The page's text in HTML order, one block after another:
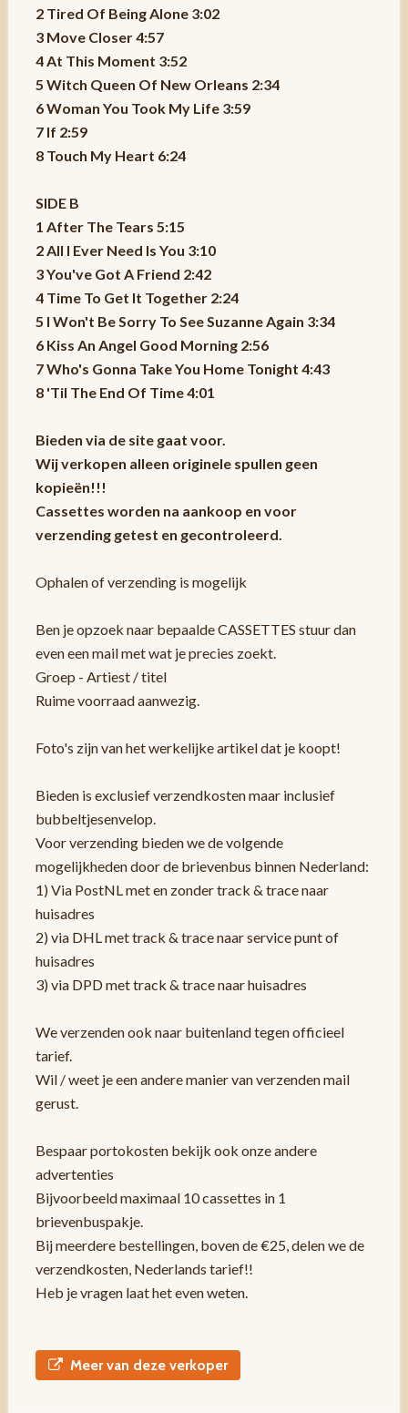
2 Tired Of Being Alone 3:02
3 Move Closer 4:57
4 At This Moment 3:52
5 Witch Queen Of New Orleans 2:34
6 Woman You Took My Life 3:59
7 If 2:59
8 Touch My Heart 6:24
SIDE B
1 After The Tears 5:15
2 All I Ever Need Is You 3:10
3 You've Got A Friend 2:42
4 Time To Get It Together 2:24
5 I Won't Be Sorry To See Suzanne Again 3:34
6 Kiss An Angel Good Morning 2:56
7 Who's Gonna Take You Home Tonight 4:43
8 'Til The End Of Time 4:01
Bieden via de site gaat voor.
Wij verkopen alleen originele spullen geen
kopieën!!!
Cassettes worden na aankoop en voor
verzending getest en gecontroleerd.
Ophalen of verzending is mogelijk
Ben je opzoek naar bepaalde CASSETTES stuur dan
even een mail met wat je precies zoekt.
Groep - Artiest / titel
Ruime voorraad aanwezig.
Foto's zijn van het werkelijke artikel dat je koopt!
Bieden is exclusief verzendkosten maar inclusief
bubbeltjesenvelop.
Voor verzending bieden we de volgende
mogelijkheden door de brievenbus binnen Nederland:
1) Via PostNL met en zonder track & trace naar
huisadres
2) via DHL met track & trace naar service punt of
huisadres
3) via DPD met track & trace naar huisadres
We verzenden ook naar buitenland tegen officieel
tarief.
Wil / weet je een andere manier van verzenden mail
gerust.
Bespaar portokosten bekijk ook onze andere
advertenties
Bijvoorbeeld maximaal 10 cassettes in 1
brievenbuspakje.
Bij meerdere bestellingen, boven de €25, delen we de
verzendkosten, Nederlands tarief!!
Heb je vragen laat het even weten.
Meer van deze verkoper